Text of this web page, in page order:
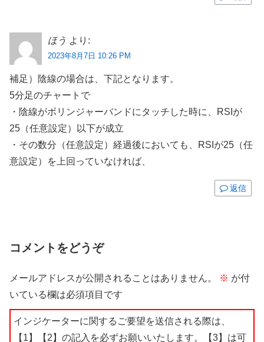
ほう より:
2023年8月7日 10:26 PM
補足）陰線の場合は、下記となります。
5分足のチャートで
・陰線がボリンジャーバンドにタッチした時に、RSIが
25（任意設定）以下が成立
・その数分（任意設定）経過後においても、RSIが25（任
意設定）を上回っていなければ、
返信
コメントをどうぞ
メールアドレスが公開されることはありません。 ※ が付
いている欄は必須項目です
インジケーターに関するご要望を送信される際は、
【1】【2】の記入を必ずお願いいたします。【3】は可